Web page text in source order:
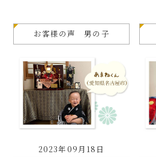
お客様の声 男の子
2023年09月18日